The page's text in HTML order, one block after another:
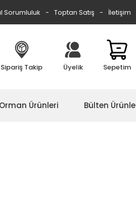
Sorumluluk Toptan Satış İletişim
Sipariş Takip Üyelik Sepetim
Orman Ürünleri Bülten